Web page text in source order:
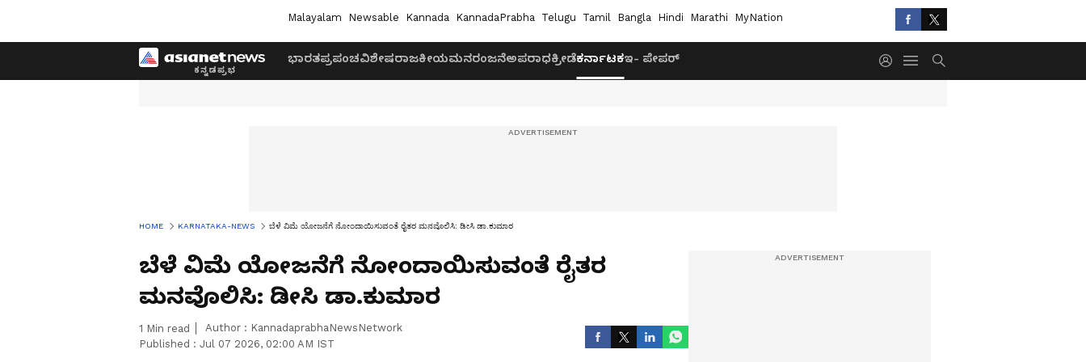
Malayalam Newsable Kannada KannadaPrabha Telugu Tamil Bangla Hindi Marathi MyNation
ಭಾರತಪ್ರಪಂಚವಿಶೇಷರಾಜಕೀಯಮನರಂಜನೆಅಪರಾಧಕ್ರೀಡೆಕರ್ನಾಟಕಇ- ಪೇಪರ್
HOME KARNATAKA-NEWS ಬೆಳೆ ವಿಮೆ ಯೋಜನೆಗೆ ನೋಂದಾಯಿಸುವಂತೆ ರೈತರ ಮನವೊಲಿಸಿ: ಡೀಸಿ ಡಾ.ಕುಮಾರ
ಬೆಳೆ ವಿಮೆ ಯೋಜನೆಗೆ ನೋಂದಾಯಿಸುವಂತೆ ರೈತರ
ಮನವೊಲಿಸಿ: ಡೀಸಿ ಡಾ.ಕುಮಾರ
1 Min read Author : KannadaprabhaNewsNetwork
Published : Jul 07 2026, 02:00 AM IST